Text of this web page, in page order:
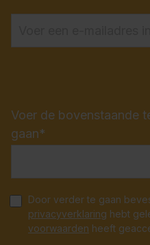
Voer de bovenstaande
gaan*
Door verder te gaan
privacyverklaring hebt
voorwaarden heeft